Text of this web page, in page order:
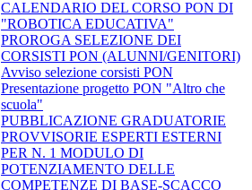
CALENDARIO DEL CORSO PON DI
"ROBOTICA EDUCATIVA"
PROROGA SELEZIONE DEI
CORSISTI PON (ALUNNI/GENITORI)
Avviso selezione corsisti PON
​Presentazione progetto PON "Altro che
scuola"
PUBBLICAZIONE GRADUATORIE
PROVVISORIE ESPERTI ESTERNI
PER N. 1 MODULO DI
POTENZIAMENTO DELLE
COMPETENZE DI BASE-SCACCO